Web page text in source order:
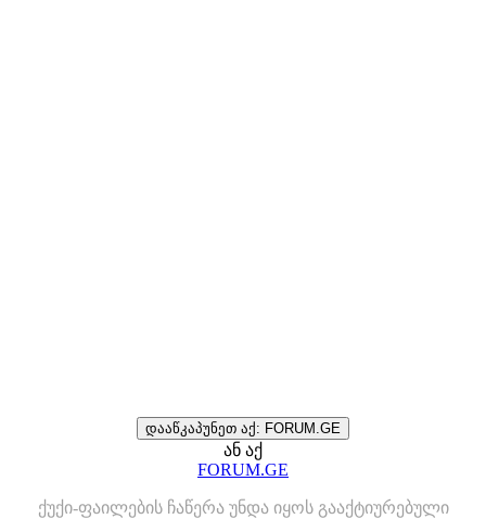
დააწკაპუნეთ აქ: FORUM.GE
ან აქ
FORUM.GE
ქუქი-ფაილების ჩაწერა უნდა იყოს გააქტიურებული